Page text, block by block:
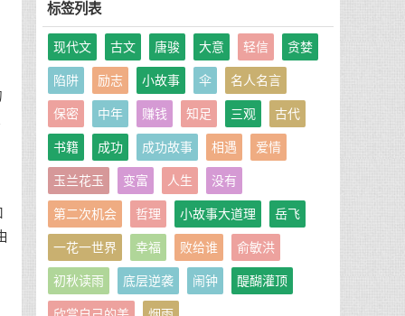
标签列表
现代文 古文 唐骏 大意 轻信 贪婪
陷阱 励志 小故事 伞 名人名言
保密 中年 赚钱 知足 三观 古代
书籍 成功 成功故事 相遇 爱情
玉兰花玉 变富 人生 没有
第二次机会 哲理 小故事大道理 岳飞
一花一世界 幸福 败给谁 俞敏洪
初秋读雨 底层逆袭 闹钟 醍醐灌顶